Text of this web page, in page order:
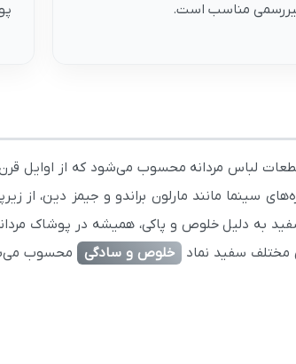
مناسب است.
لباس مردانه محسوب می‌شود که از اوایل
لطف ستاره‌های سینما مانند مارلون براندو و جیمز
به دلیل خلوص و پاکی، همیشه در پوشاک
مختلف سفید نماد
خلوص و سادگی
محسوب